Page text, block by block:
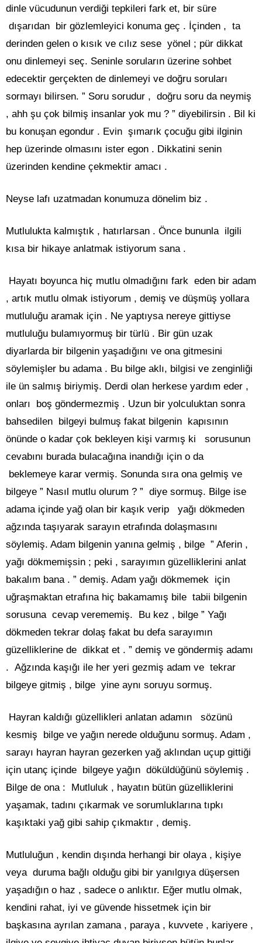
dinle vücudunun verdiği tepkileri fark et, bir süre
dışarıdan bir gözlemleyici konuma geç . İçinden , ta
derinden gelen o kısık ve cılız sese yönel ; pür dikkat
onu dinlemeyi seç. Seninle soruların üzerine sohbet
edecektir gerçekten de dinlemeyi ve doğru soruları
sormayı bilirsen. ” Soru sorudur , doğru soru da neymiş
, ahh şu çok bilmiş insanlar yok mu ? ” diyebilirsin . Bil ki
bu konuşan egondur . Evin şımarık çocuğu gibi ilginin
hep üzerinde olmasını ister egon . Dikkatini senin
üzerinden kendine çekmektir amacı .
Neyse lafı uzatmadan konumuza dönelim biz .
Mutlulukta kalmıştık , hatırlarsan . Önce bununla ilgili
kısa bir hikaye anlatmak istiyorum sana .
Hayatı boyunca hiç mutlu olmadığını fark eden bir adam
, artık mutlu olmak istiyorum , demiş ve düşmüş yollara
mutluluğu aramak için . Ne yaptıysa nereye gittiyse
mutluluğu bulamıyormuş bir türlü . Bir gün uzak
diyarlarda bir bilgenin yaşadığını ve ona gitmesini
söylemişler bu adama . Bu bilge aklı, bilgisi ve zenginliği
ile ün salmış biriymiş. Derdi olan herkese yardım eder ,
onları boş göndermezmiş . Uzun bir yolculuktan sonra
bahsedilen bilgeyi bulmuş fakat bilgenin kapısının
önünde o kadar çok bekleyen kişi varmış ki sorusunun
cevabını burada bulacağına inandığı için o da
beklemeye karar vermiş. Sonunda sıra ona gelmiş ve
bilgeye ” Nasıl mutlu olurum ? ” diye sormuş. Bilge ise
adama içinde yağ olan bir kaşık verip yağı dökmeden
ağzında taşıyarak sarayın etrafında dolaşmasını
söylemiş. Adam bilgenin yanına gelmiş , bilge ” Aferin ,
yağı dökmemişsin ; peki , sarayımın güzelliklerini anlat
bakalım bana . ” demiş. Adam yağı dökmemek için
uğraşmaktan etrafına hiç bakamamış bile tabii bilgenin
sorusuna cevap verememiş. Bu kez , bilge ” Yağı
dökmeden tekrar dolaş fakat bu defa sarayımın
güzelliklerine de dikkat et . ” demiş ve göndermiş adamı
. Ağzında kaşığı ile her yeri gezmiş adam ve tekrar
bilgeye gitmiş , bilge yine aynı soruyu sormuş.
Hayran kaldığı güzellikleri anlatan adamın sözünü
kesmiş bilge ve yağın nerede olduğunu sormuş. Adam ,
sarayı hayran hayran gezerken yağ aklından uçup gittiği
için utanç içinde bilgeye yağın döküldüğünü söylemiş .
Bilge de ona : Mutluluk , hayatın bütün güzelliklerini
yaşamak, tadını çıkarmak ve sorumluklarına tıpkı
kaşıktaki yağ gibi sahip çıkmaktır , demiş.
Mutluluğun , kendin dışında herhangi bir olaya , kişiye
veya duruma bağlı olduğu gibi bir yanılgıya düşersen
yaşadığın o haz , sadece o anlıktır. Eğer mutlu olmak,
kendini rahat, iyi ve güvende hissetmek için bir
başkasına ayrılan zamana , paraya , kuvvete , kariyere ,